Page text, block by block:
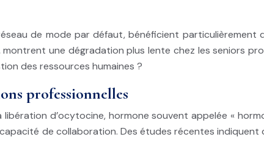
de mode par défaut, bénéficient particulièrement
une dégradation plus lente chez les seniors
des ressources humaines ?
professionnelles
d’ocytocine, hormone souvent appelée «
de collaboration. Des études récentes indiquent